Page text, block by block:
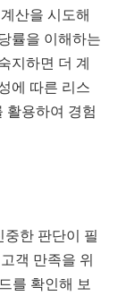
산을 시도해
률을 이해하는
지하면 더 계
에 따른 리스
활용하여 경험
한 판단이 필
객 만족을 위
를 확인해 보